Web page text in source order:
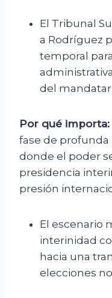
El Tribunal
a Rodríguez
temporal
del
Por qué importa:
fase de
donde el poder
presidencia
presión
El escenario
interinidad
hacia una
elecciones